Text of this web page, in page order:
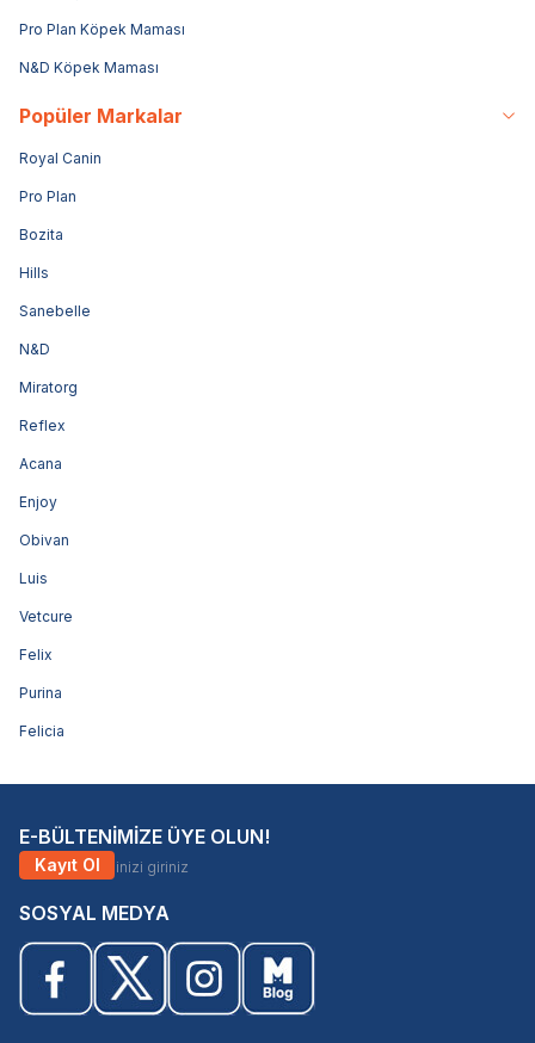
Pro Plan Köpek Maması
N&D Köpek Maması
Popüler Markalar
Royal Canin
Pro Plan
Bozita
Hills
Sanebelle
N&D
Miratorg
Reflex
Acana
Enjoy
Obivan
Luis
Vetcure
Felix
Purina
Felicia
E-BÜLTENİMİZE ÜYE OLUN!
Kayıt Ol
SOSYAL MEDYA